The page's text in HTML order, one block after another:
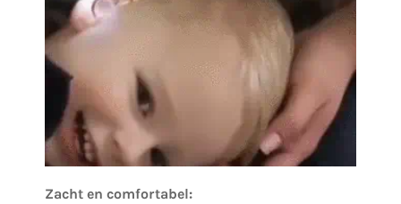
Zacht en comfortabel: